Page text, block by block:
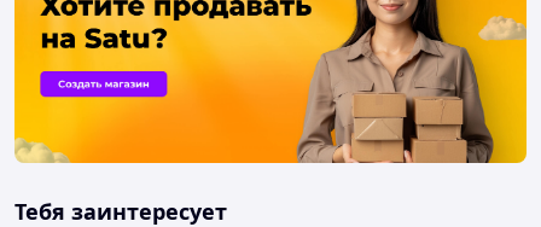
Тебя заинтересует